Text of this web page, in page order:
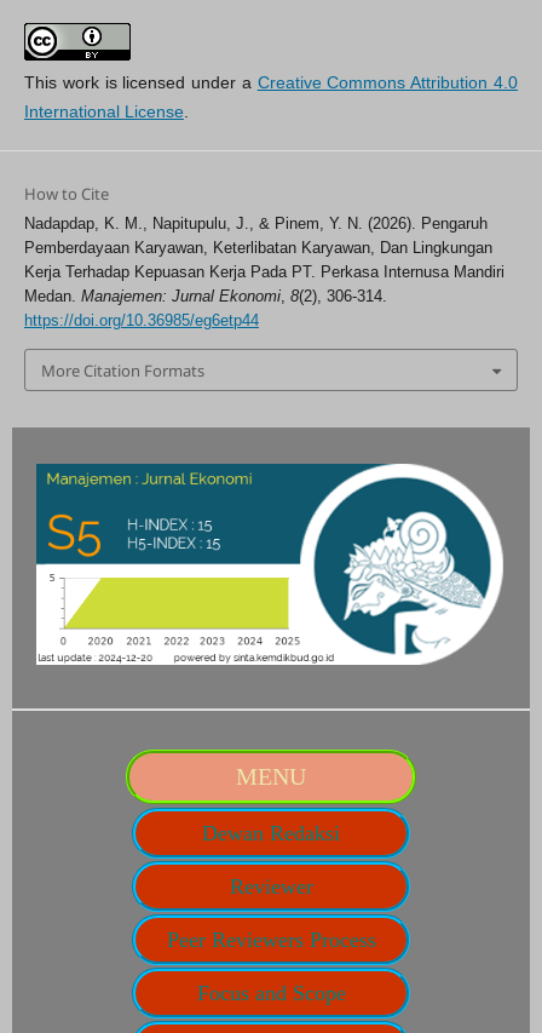
This work is licensed under a Creative Commons Attribution 4.0
International License.
How to Cite
Nadapdap, K. M., Napitupulu, J., & Pinem, Y. N. (2026). Pengaruh
Pemberdayaan Karyawan, Keterlibatan Karyawan, Dan Lingkungan
Kerja Terhadap Kepuasan Kerja Pada PT. Perkasa Internusa Mandiri
Medan. Manajemen: Jurnal Ekonomi, 8(2), 306-314.
https://doi.org/10.36985/eg6etp44
More Citation Formats
MENU
Dewan Redaksi
Reviewer
Peer Reviewers Process
Focus and Scope